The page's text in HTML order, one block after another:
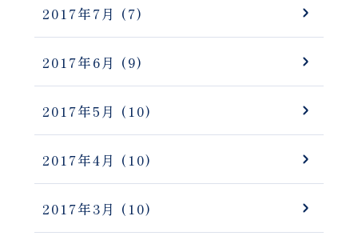
2017年7月 (7)
2017年6月 (9)
2017年5月 (10)
2017年4月 (10)
2017年3月 (10)